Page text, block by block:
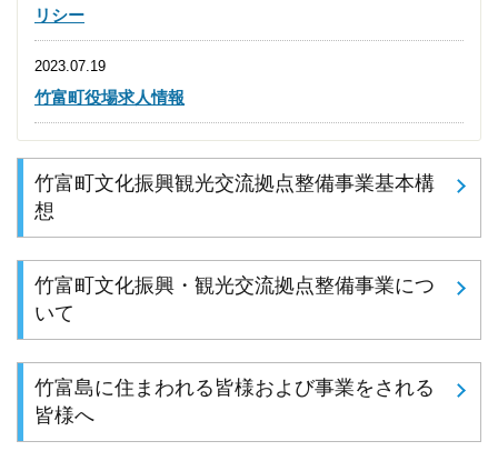
リシー
2023.07.19
竹富町役場求人情報
竹富町文化振興観光交流拠点整備事業基本構
想
竹富町文化振興・観光交流拠点整備事業につ
いて
竹富島に住まわれる皆様および事業をされる
皆様へ